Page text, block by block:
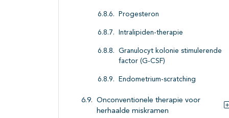
Progesteron
Intralipiden-therapie
Granulocyt kolonie stimulerende
factor (G-CSF)
Endometrium-scratching
Onconventionele therapie voor
herhaalde miskramen